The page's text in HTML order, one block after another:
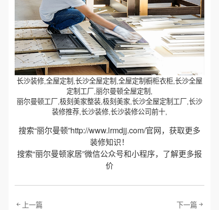
长沙装修,全屋定制,长沙全屋定制,全屋定制橱柜衣柜,长沙全屋
定制工厂,丽尔曼顿全屋定制,
丽尔曼顿工厂,极刻美家整装,极刻美家,长沙全屋定制工厂,长沙
装修推荐,长沙装修,长沙装修公司前十,
搜索“丽尔曼顿”http://www.lrmdjj.com/官网，获取更多
装修知识！
搜索“丽尔曼顿家居”微信公众号和小程序，了解更多报
价
上一篇 下一篇